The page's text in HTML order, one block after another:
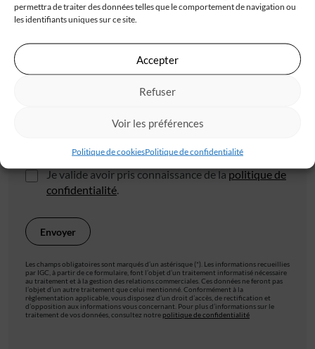
permettra de traiter des données telles que le comportement de navigation ou
les identifiants uniques sur ce site.
Accepter
Refuser
Voir les préférences
Politique de cookiesPolitique de confidentialité
Je valide avoir pris connaissance de la politique de
confidentialité.
Les champs obligatoires sont marqués d’un astérisque (*). Les informations recueillies
par IGC, à partir de ce formulaire, font l’objet d’un traitement informatisé nécessaire
au traitement et à la gestion des relations commerciales. Ces données ne feront pas
l’objet d’un autre traitement que celui mentionné. Conformément à la
règlementation applicable, vous disposez d’un droit d’accès, de rectification et
d’opposition aux informations vous concernant. Pour plus d’informations sur le
traitement de vos données, consultez notre politique de confidentialité